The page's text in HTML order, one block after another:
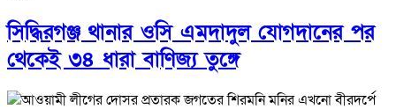
সিদ্ধিরগঞ্জ থানার ওসি এমদাদুল যোগদানের পর
থেকেই ৩৪ ধারা বাণিজ্য তুঙ্গে